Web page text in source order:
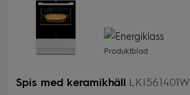
Produktblad
Spis med keramikhäll LKI561401W